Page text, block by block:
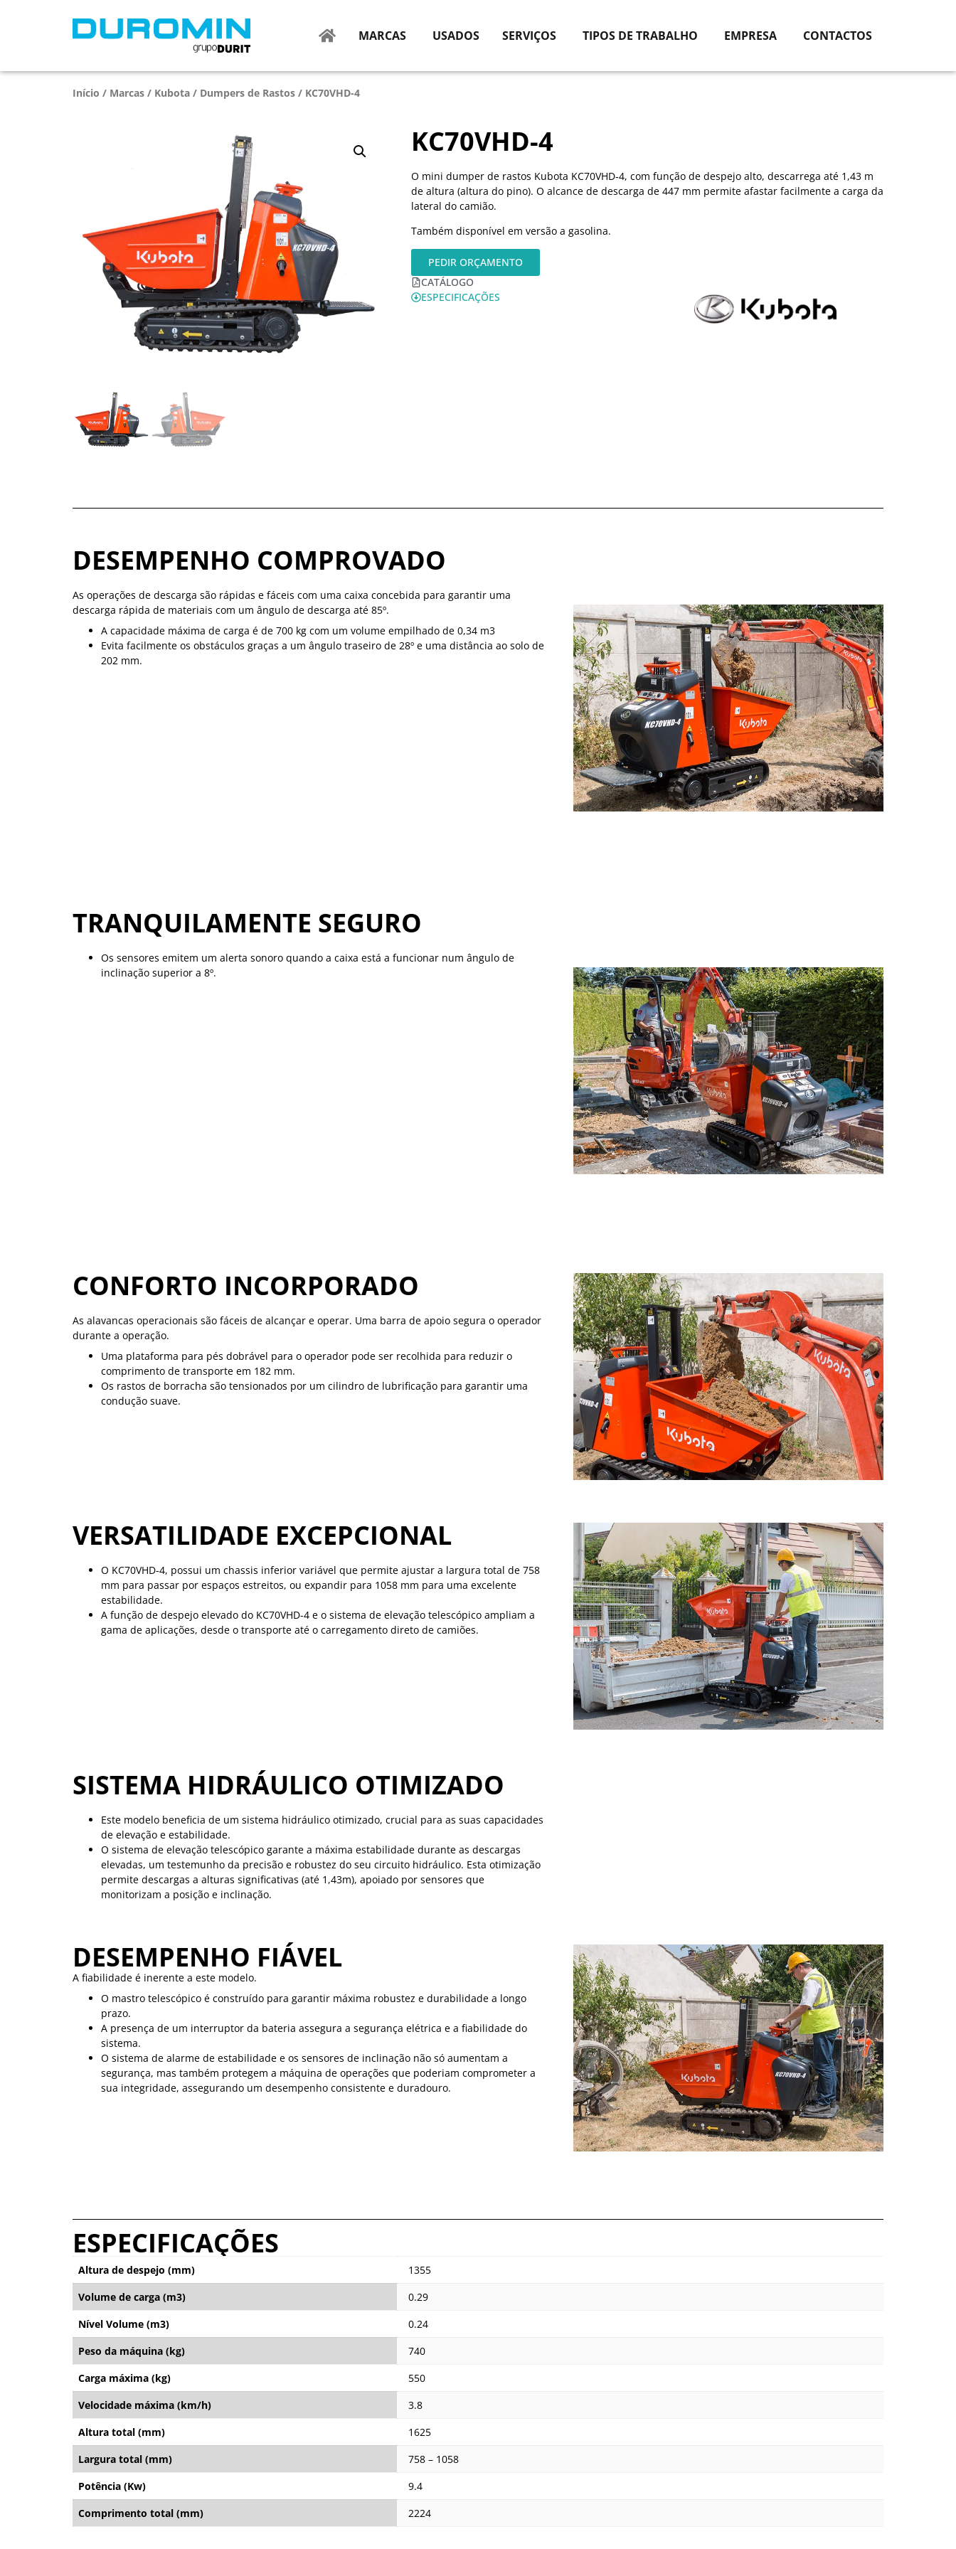
MARCAS USADOS SERVIÇOS TIPOS DE TRABALHO EMPRESA CONTACTOS
Início / Marcas / Kubota / Dumpers de Rastos / KC70VHD-4
KC70VHD-4
O mini dumper de rastos Kubota KC70VHD‑4, com função de despejo alto, descarrega até 1,43 m
de altura (altura do pino). O alcance de descarga de 447 mm permite afastar facilmente a carga da
lateral do camião.
Também disponível em versão a gasolina.
PEDIR ORÇAMENTO
CATÁLOGO
ESPECIFICAÇÕES
DESEMPENHO COMPROVADO
As operações de descarga são rápidas e fáceis com uma caixa concebida para garantir uma
descarga rápida de materiais com um ângulo de descarga até 85º.
A capacidade máxima de carga é de 700 kg com um volume empilhado de 0,34 m3
Evita facilmente os obstáculos graças a um ângulo traseiro de 28º e uma distância ao solo de
202 mm.
TRANQUILAMENTE SEGURO
Os sensores emitem um alerta sonoro quando a caixa está a funcionar num ângulo de
inclinação superior a 8º.
CONFORTO INCORPORADO
As alavancas operacionais são fáceis de alcançar e operar. Uma barra de apoio segura o operador
durante a operação.
Uma plataforma para pés dobrável para o operador pode ser recolhida para reduzir o
comprimento de transporte em 182 mm.
Os rastos de borracha são tensionados por um cilindro de lubrificação para garantir uma
condução suave.
VERSATILIDADE EXCEPCIONAL
O KC70VHD-4, possui um chassis inferior variável que permite ajustar a largura total de 758
mm para passar por espaços estreitos, ou expandir para 1058 mm para uma excelente
estabilidade.
A função de despejo elevado do KC70VHD-4 e o sistema de elevação telescópico ampliam a
gama de aplicações, desde o transporte até o carregamento direto de camiões.
SISTEMA HIDRÁULICO OTIMIZADO
Este modelo beneficia de um sistema hidráulico otimizado, crucial para as suas capacidades
de elevação e estabilidade.
O sistema de elevação telescópico garante a máxima estabilidade durante as descargas
elevadas, um testemunho da precisão e robustez do seu circuito hidráulico. Esta otimização
permite descargas a alturas significativas (até 1,43m), apoiado por sensores que
monitorizam a posição e inclinação.
DESEMPENHO FIÁVEL
A fiabilidade é inerente a este modelo.
O mastro telescópico é construído para garantir máxima robustez e durabilidade a longo
prazo.
A presença de um interruptor da bateria assegura a segurança elétrica e a fiabilidade do
sistema.
O sistema de alarme de estabilidade e os sensores de inclinação não só aumentam a
segurança, mas também protegem a máquina de operações que poderiam comprometer a
sua integridade, assegurando um desempenho consistente e duradouro.
ESPECIFICAÇÕES
Altura de despejo (mm)
1355
Volume de carga (m3)
0.29
Nível Volume (m3)
0.24
Peso da máquina (kg)
740
Carga máxima (kg)
550
Velocidade máxima (km/h)
3.8
Altura total (mm)
1625
Largura total (mm)
758 – 1058
Potência (Kw)
9.4
Comprimento total (mm)
2224